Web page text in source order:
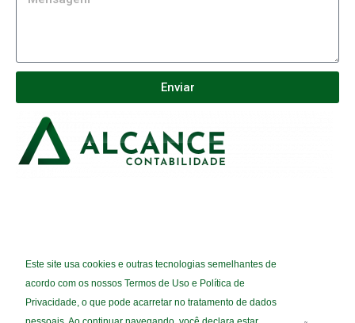
Este site usa cookies e outras tecnologias semelhantes de
acordo com os nossos Termos de Uso e Política de
Privacidade, o que pode acarretar no tratamento de dados
Enviar
(31) 3852-4793
GABRIEL@ALCANCECONTABILIDADE.NET.BR